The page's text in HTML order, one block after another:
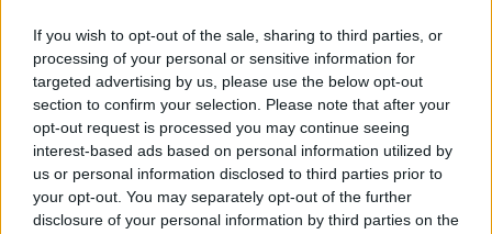
If you wish to opt-out of the sale, sharing to third parties, or
processing of your personal or sensitive information for
targeted advertising by us, please use the below opt-out
section to confirm your selection. Please note that after your
opt-out request is processed you may continue seeing
interest-based ads based on personal information utilized by
us or personal information disclosed to third parties prior to
your opt-out. You may separately opt-out of the further
disclosure of your personal information by third parties on the
Desmond Tutu "la voce dei senza voce"
Natale da incubo per Boris Johnson
La questione Ucraina
Cipro, un ponte dove si mischiano le culture
Una vigilia di Natale per un nuovo Rais
La questione israelo-palestinese ignorata dal G20
Erdogan continua a sfidare l'Occidente
Libano, collasso economico e guerra civile
Johnson, da Trump a Biden alla Brexit